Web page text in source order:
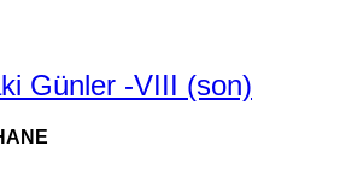
Günler -VIII (son)